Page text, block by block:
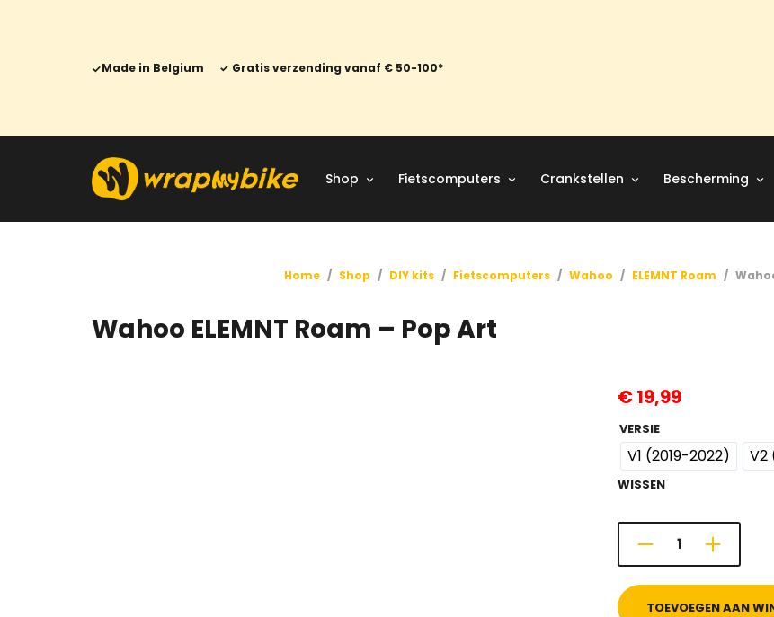
Made in Belgium Gratis verzending vanaf € 50-100*
Shop Fietscomputers Crankstellen Bescherming
Home / Shop / DIY kits / Fietscomputers / Wahoo / ELEMNT Roam /
Wahoo ELEMNT Roam – Pop Art
€19,99
VERSIE
V1 (2019-2022) V2
WISSEN
TOEVOEGEN AAN